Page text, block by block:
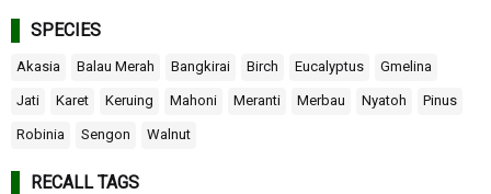
SPECIES
Akasia Balau Merah Bangkirai Birch Eucalyptus Gmelina
Jati Karet Keruing Mahoni Meranti Merbau Nyatoh Pinus
Robinia Sengon Walnut
RECALL TAGS